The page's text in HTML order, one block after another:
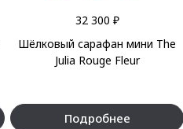
32 300 ₽
Шёлковый сарафан мини The
Julia Rouge Fleur
Подробнее